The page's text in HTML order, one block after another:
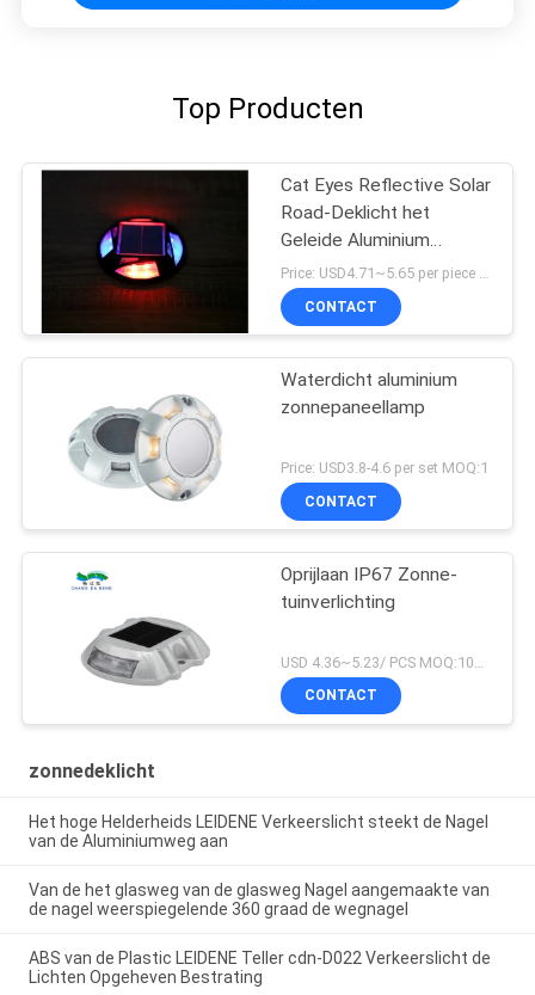
Top Producten
Cat Eyes Reflective Solar
Road-Deklicht het
Geleide Aluminium
Opvlammen
CONTACT
Waterdicht aluminium
zonnepaneellamp
Price: USD3.8-4.6 per set MOQ:1
CONTACT
Oprijlaan IP67 Zonne-
tuinverlichting
CONTACT
zonnedeklicht
Het hoge Helderheids LEIDENE Verkeerslicht steekt de Nagel
van de Aluminiumweg aan
Van de het glasweg van de glasweg Nagel aangemaakte van
de nagel weerspiegelende 360 graad de wegnagel
ABS van de Plastic LEIDENE Teller cdn-D022 Verkeerslicht de
Lichten Opgeheven Bestrating